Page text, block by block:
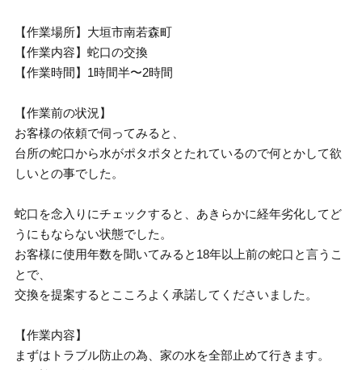
【作業場所】大垣市南若森町
【作業内容】蛇口の交換
【作業時間】1時間半〜2時間
【作業前の状況】
お客様の依頼で伺ってみると、
台所の蛇口から水がポタポタとたれているので何とかして欲
しいとの事でした。
蛇口を念入りにチェックすると、あきらかに経年劣化してど
うにもならない状態でした。
お客様に使用年数を聞いてみると18年以上前の蛇口と言うこ
とで、
交換を提案するとこころよく承諾してくださいました。
【作業内容】
まずはトラブル防止の為、家の水を全部止めて行きます。